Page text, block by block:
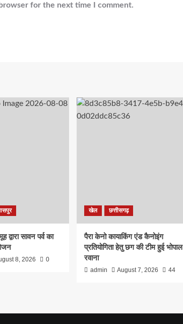
for the next time I comment.
द्वारा सावन पर्व का
8, 2026 0
खेल छत्तीसगढ़
पैरा केनो कायाकिंग एंड कैनोइंग
प्रतियोगिता हेतु छग की टीम हुई भोपाल
रवाना
admin August 7, 2026 44